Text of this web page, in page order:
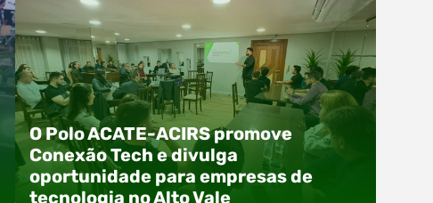
O Polo ACATE-ACIRS promove
Conexão Tech e divulga
oportunidade para empresas de
tecnologia no Alto Vale